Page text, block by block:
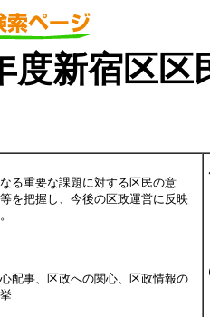
度新宿区
る重要な課題に対する区民の意
を把握し、今後の区政運営に反映
事、区政への関心、区政情報の